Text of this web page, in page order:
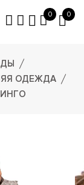
0 0
ОДЕЖДА